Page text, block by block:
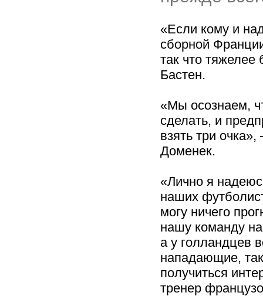
«Если кому и
сборной
так что
Бастен.
«Мы осознаем,
сделать, и
взять три
Доменек.
«Лично я
наших
могу ничего
нашу команду
а у голландцев
нападающие,
получиться
тренер